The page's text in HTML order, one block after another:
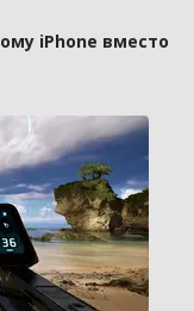
iPhone вместо